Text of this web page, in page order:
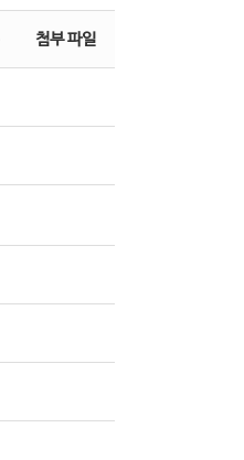
첨부 파일